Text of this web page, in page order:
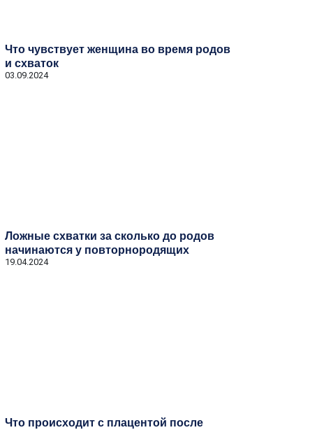
Что чувствует женщина во время родов
и схваток
03.09.2024
Ложные схватки за сколько до родов
начинаются у повторнородящих
19.04.2024
Что происходит с плацентой после